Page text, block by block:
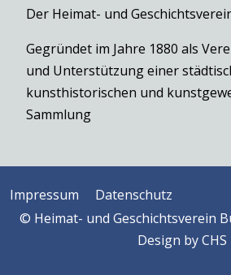
Der Heimat- und
Gegründet im Jahre 1880 als
und Unterstützung einer
kunsthistorischen und
Sammlung
Impressum
Datenschutz
© Heimat- und Geschichtsverein
Design byCHS